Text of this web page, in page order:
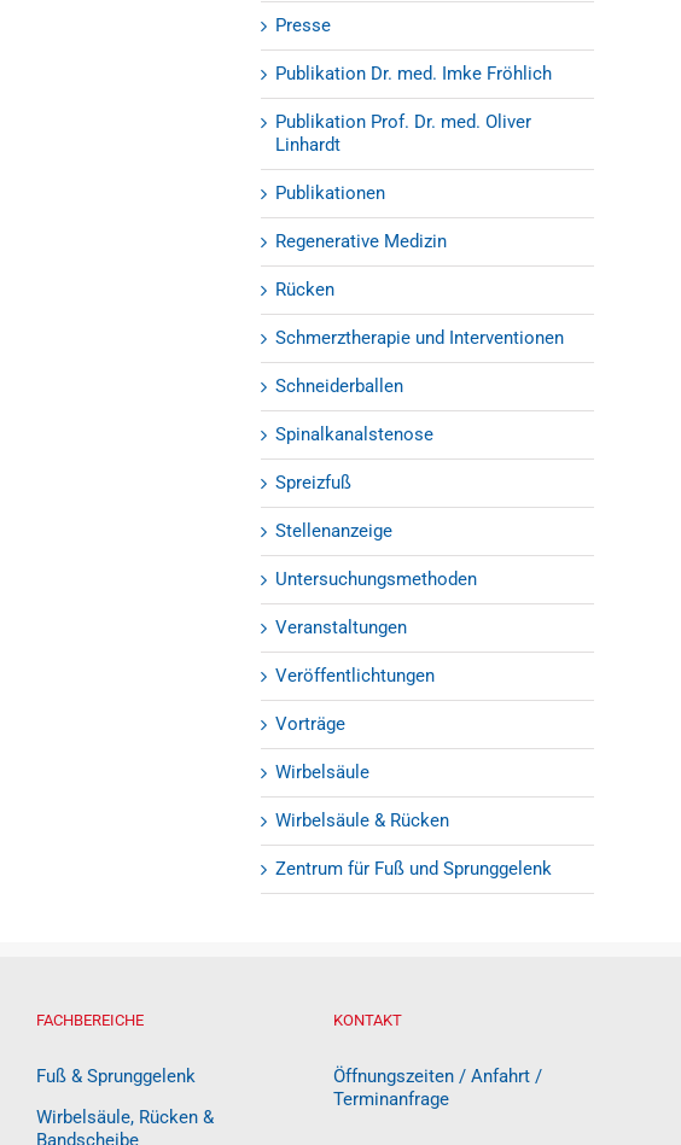
Presse
Publikation Dr. med. Imke Fröhlich
Publikation Prof. Dr. med. Oliver
Linhardt
Publikationen
Regenerative Medizin
Rücken
Schmerztherapie und Interventionen
Schneiderballen
Spinalkanalstenose
Spreizfuß
Stellenanzeige
Untersuchungsmethoden
Veranstaltungen
Veröffentlichtungen
Vorträge
Wirbelsäule
Wirbelsäule & Rücken
Zentrum für Fuß und Sprunggelenk
FACHBEREICHE
Fuß & Sprunggelenk
Wirbelsäule, Rücken &
Bandscheibe
KONTAKT
Öffnungszeiten / Anfahrt /
Terminanfrage